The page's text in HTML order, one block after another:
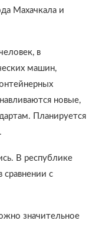
Махачкала и
в
машин,
новые,
Планируется
В республике
с
значительное